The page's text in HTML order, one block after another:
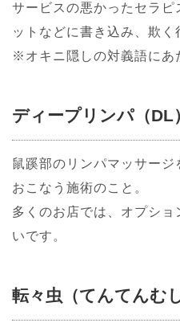
サービスの悪かったセラ
ットなどに書き込み、欺く
※オキニ隠しの対義語にあ
ディープリンパ（DL
鼠蹊部のリンパマッサー
おこなう施術のこと。
多くのお店では、オプシ
いです。
転々虫（てんてんむし